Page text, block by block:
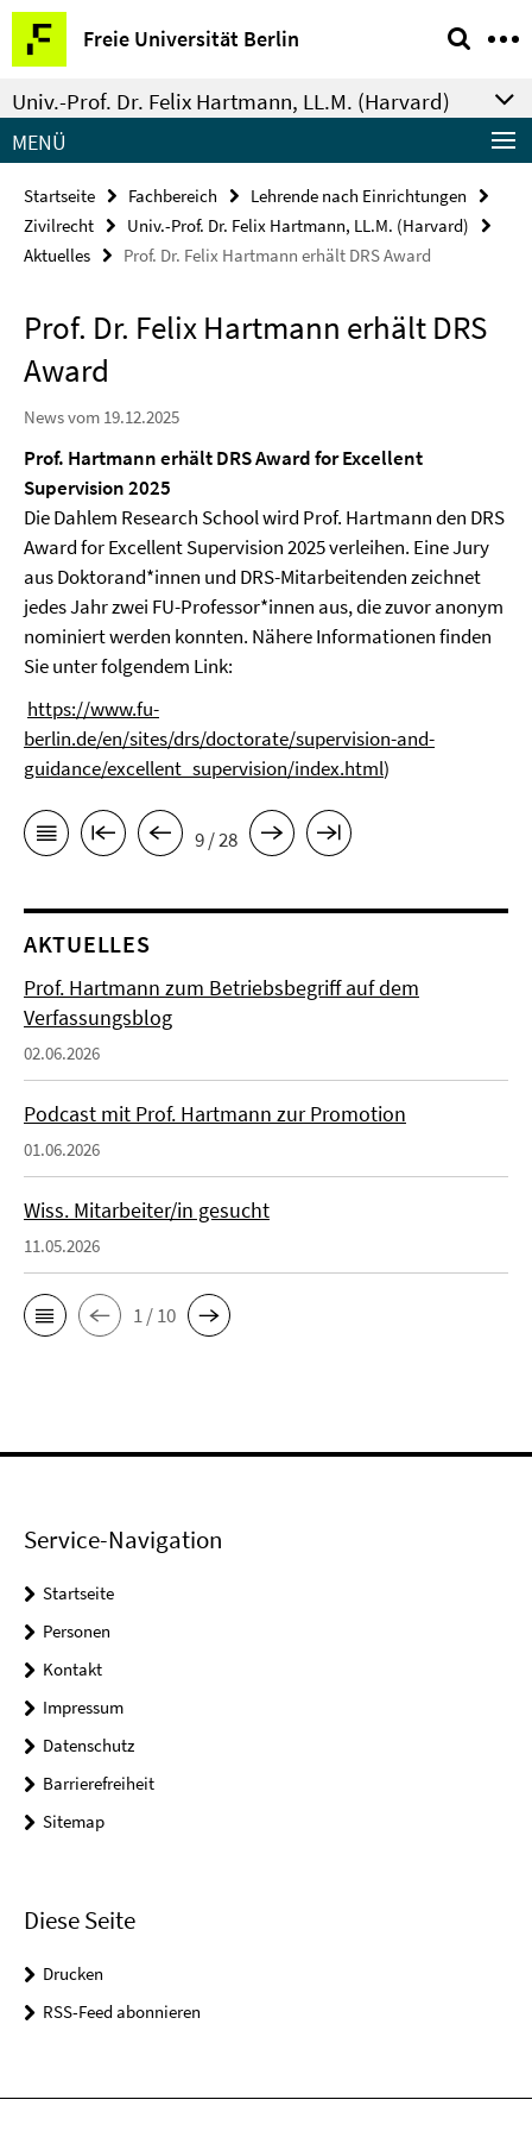
Springe
direkt
zu
Inhalt
Freie Universität Berlin
Service-
Navigation
Univ.-Prof. Dr. Felix Hartmann, LL.M. (Harvard)
MENÜ
Startseite Fachbereich
Lehrende nach Einrichtungen
Zivilrecht
Univ.-Prof. Dr. Felix Hartmann, LL.M. (Harvard)
Aktuelles
Prof. Dr. Felix Hartmann erhält DRS Award
Prof. Dr. Felix Hartmann erhält DRS
Award
News vom 19.12.2025
Prof. Hartmann erhält DRS Award for Excellent
Supervision 2025
Die Dahlem Research School wird Prof. Hartmann den DRS
Award for Excellent Supervision 2025 verleihen. Eine Jury
aus Doktorand*innen und DRS-Mitarbeitenden zeichnet
jedes Jahr zwei FU-Professor*innen aus, die zuvor anonym
nominiert werden konnten. Nähere Informationen finden
Sie unter folgendem Link:
https://www.fu-
berlin.de/en/sites/drs/doctorate/supervision-and-
guidance/excellent_supervision/index.html)
9 / 28
AKTUELLES
Prof. Hartmann zum Betriebsbegriff auf dem
Verfassungsblog
02.06.2026
Podcast mit Prof. Hartmann zur Promotion
01.06.2026
Wiss. Mitarbeiter/in gesucht
11.05.2026
1 / 10
Service-Navigation
Startseite
Personen
Kontakt
Impressum
Datenschutz
Barrierefreiheit
Sitemap
Diese Seite
Drucken
RSS-Feed abonnieren